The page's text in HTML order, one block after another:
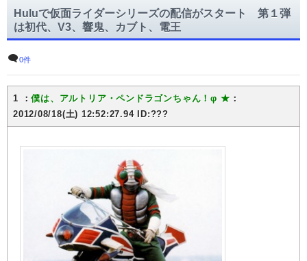
Huluで仮面ライダーシリーズの配信がスタート 第１弾
は初代、V3、響鬼、カブト、電王
0件
1 ：僕は、アルトリア・ペンドラゴンちゃん！φ ★ ：
2012/08/18(土) 12:52:27.94 ID:???